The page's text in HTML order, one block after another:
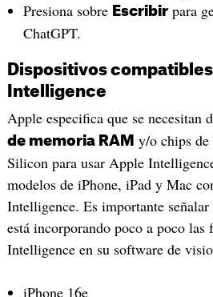
Presiona sobre Escribirpara
ChatGPT.
Dispositivos
Intelligence
Apple especifica que se necesitan
de memoria RAM y/o chips de
Silicon para usar Apple
modelos de iPhone, iPad y Mac
Intelligence. Es importante
está incorporando poco a poco las
Intelligence en su software de
iPhone 16e